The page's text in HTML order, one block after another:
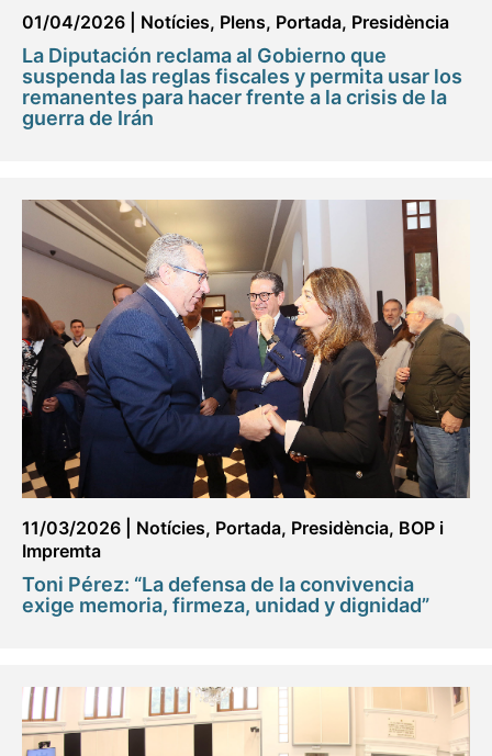
01/04/2026 Notícies, Plens, Portada, Presidència
La Diputación reclama al Gobierno que
suspenda las reglas fiscales y permita usar los
remanentes para hacer frente a la crisis de la
guerra de Irán
11/03/2026 Notícies, Portada, Presidència, BOP i
Impremta
Toni Pérez: “La defensa de la convivencia
exige memoria, firmeza, unidad y dignidad”